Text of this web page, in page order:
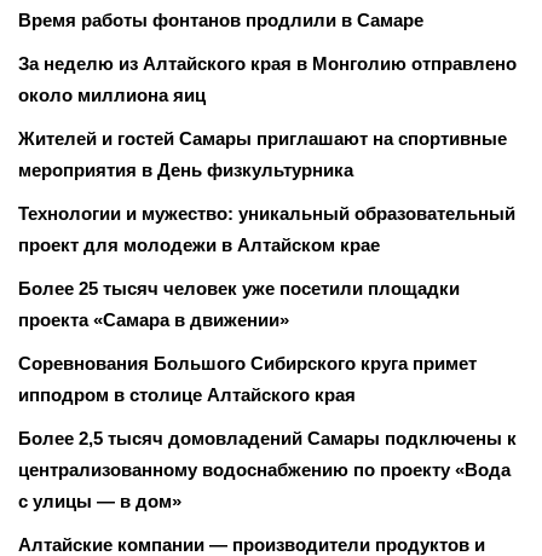
Время работы фонтанов продлили в Самаре
За неделю из Алтайского края в Монголию отправлено
около миллиона яиц
Жителей и гостей Самары приглашают на спортивные
мероприятия в День физкультурника
Технологии и мужество: уникальный образовательный
проект для молодежи в Алтайском крае
Более 25 тысяч человек уже посетили площадки
проекта «Самара в движении»
Соревнования Большого Сибирского круга примет
ипподром в столице Алтайского края
Более 2,5 тысяч домовладений Самары подключены к
централизованному водоснабжению по проекту «Вода
с улицы — в дом»
Алтайские компании — производители продуктов и